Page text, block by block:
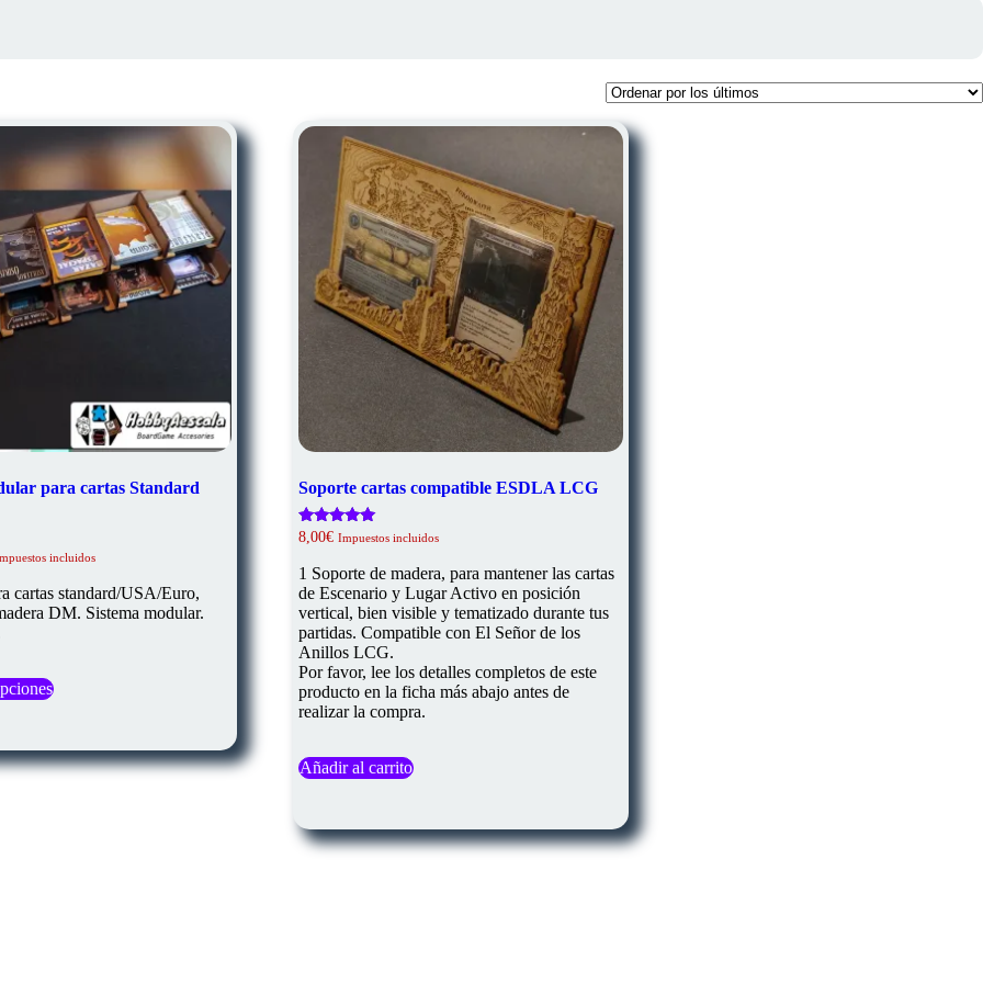
para cartas Standard
incluidos
cartas standard/USA/Euro,
DM. Sistema modular.
producto
variantes.
Las
Soporte cartas compatible ESDLA LCG
Valorado
5.00
de 5
8,00€ Impuestos incluidos
1 Soporte de madera, para mantener las cartas
de Escenario y Lugar Activo en posición
vertical, bien visible y tematizado durante tus
partidas. Compatible con El Señor de los
Anillos LCG.
Por favor, lee los detalles completos de este
producto en la ficha más abajo antes de
realizar la compra.
Añadir al carrito